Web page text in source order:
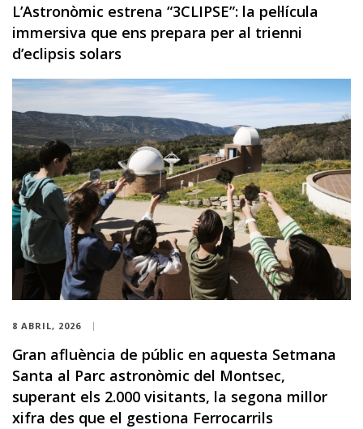
L’Astronòmic estrena “3CLIPSE”: la pel·lícula
immersiva que ens prepara per al trienni
d’eclipsis solars
8 ABRIL, 2026
Gran afluència de públic en aquesta Setmana
Santa al Parc astronòmic del Montsec,
superant els 2.000 visitants, la segona millor
xifra des que el gestiona Ferrocarrils